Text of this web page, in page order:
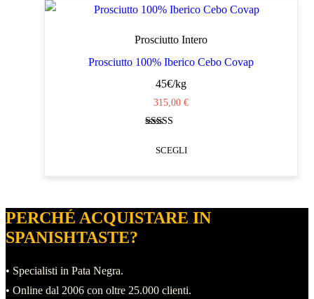
prodotto
più
varianti.
Le
opzioni
possono
scelte
del
Prosciutto Intero
Prosciutto 100% Iberico Cebo Covap
45€/kg
315,00 €
su 5
SCEGLI
ha
opzioni
PERCHÉ ACQUISTARE IN
SPANISHTASTE?
• Specialisti in Pata Negra.
• Online dal 2006 con oltre 25.000 clienti.